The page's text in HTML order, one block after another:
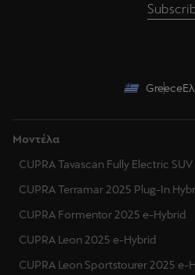
Greece
Μοντέλα
CUPRA Tavascan Fully Electric
CUPRA Terramar 2025 Plug-In
CUPRA Formentor 2025 e-Hybrid
CUPRA Leon 2025 e-Hybrid
CUPRA Leon Sportstourer 2025 e-